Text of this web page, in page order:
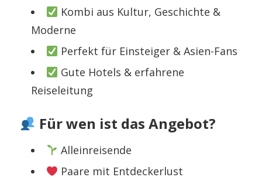
Kombi aus Kultur, Geschichte &
Moderne
Perfekt für Einsteiger & Asien-Fans
Gute Hotels & erfahrene
Reiseleitung
Für wen ist das Angebot?
Alleinreisende
Paare mit Entdeckerlust